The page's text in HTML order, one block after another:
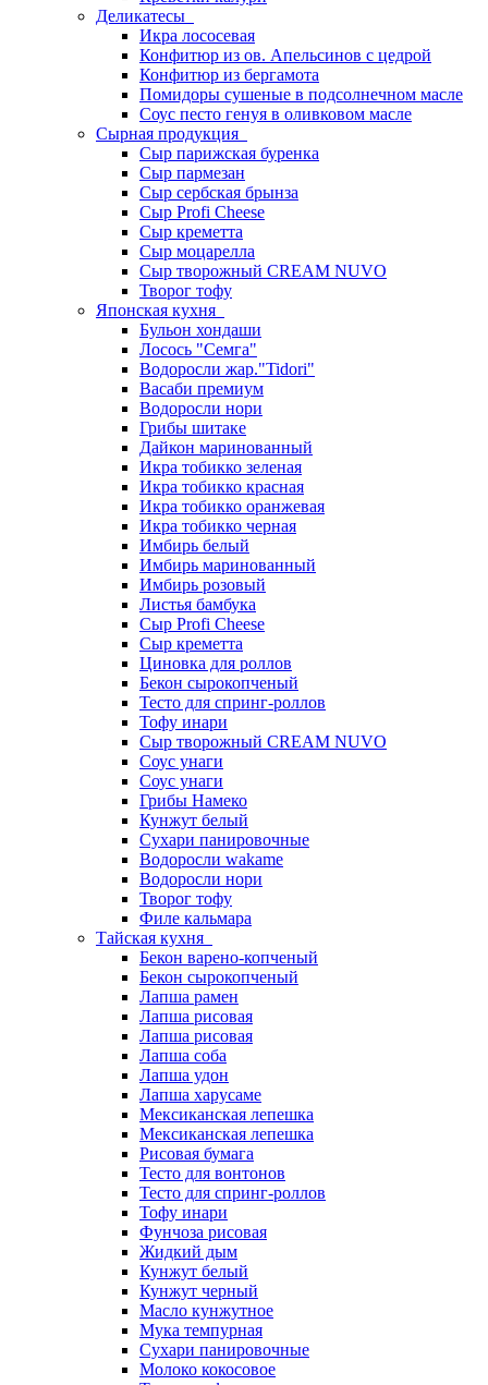
Деликатесы
Икра лососевая
Конфитюр из ов. Апельсинов с цедрой
Конфитюр из бергамота
Помидоры сушеные в подсолнечном масле
Соус песто генуя в оливковом масле
Сырная продукция
Сыр парижская буренка
Сыр пармезан
Сыр сербская брынза
Сыр Profi Cheese
Сыр креметта
Сыр моцарелла
Сыр творожный CREАM NUVO
Творог тофу
Японская кухня
Бульон хондаши
Лосось "Семга"
Водоросли жар."Tidori"
Васаби премиум
Водоросли нори
Грибы шитаке
Дайкон маринованный
Икра тобикко зеленая
Икра тобикко красная
Икра тобикко оранжевая
Икра тобикко черная
Имбирь белый
Имбирь маринованный
Имбирь розовый
Листья бамбука
Сыр Profi Cheese
Сыр креметта
Циновка для роллов
Бекон сырокопченый
Тесто для спринг-роллов
Тофу инари
Сыр творожный CREАM NUVO
Соус унаги
Соус унаги
Грибы Намеко
Кунжут белый
Сухари панировочные
Водоросли wakame
Водоросли нори
Творог тофу
Филе кальмара
Тайская кухня
Бекон варено-копченый
Бекон сырокопченый
Лапша рамен
Лапша рисовая
Лапша рисовая
Лапша соба
Лапша удон
Лапша харусаме
Мексиканская лепешка
Мексиканская лепешка
Рисовая бумага
Тесто для вонтонов
Тесто для спринг-роллов
Тофу инари
Фунчоза рисовая
Жидкий дым
Кунжут белый
Кунжут черный
Масло кунжутное
Мука темпурная
Сухари панировочные
Молоко кокосовое